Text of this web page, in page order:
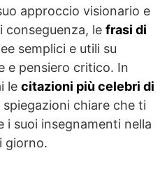
approccio visionario e
conseguenza, le frasi di
semplici e utili su
e pensiero critico. In
le citazioni più celebri di
spiegazioni chiare che ti
i suoi insegnamenti nella
giorno.